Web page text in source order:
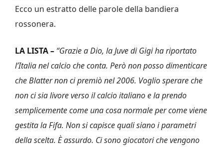
Ecco un estratto delle parole della bandiera
rossonera.
LA LISTA – “Grazie a Dio, la Juve di Gigi ha riportato
l’Italia nel calcio che conta. Però non posso dimenticare
che Blatter non ci premiò nel 2006. Voglio sperare che
non ci sia livore verso il calcio italiano e la prendo
semplicemente come una cosa normale per come viene
gestita la Fifa. Non si capisce quali siano i parametri
della scelta. È assurdo. Ci sono giocatori che vengono